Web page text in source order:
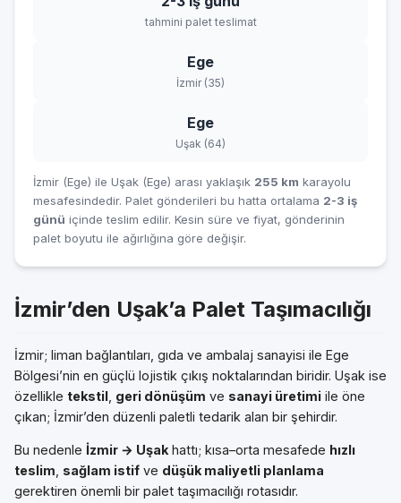
tahmini palet teslimat
Ege
İzmir (35)
Ege
Uşak (64)
İzmir (Ege) ile Uşak (Ege) arası yaklaşık 255 km karayolu
mesafesindedir. Palet gönderileri bu hatta ortalama 2-3 iş
günü içinde teslim edilir. Kesin süre ve fiyat, gönderinin
palet boyutu ile ağırlığına göre değişir.
İzmir’den Uşak’a Palet Taşımacılığı
İzmir; liman bağlantıları, gıda ve ambalaj sanayisi ile Ege
Bölgesi’nin en güçlü lojistik çıkış noktalarından biridir. Uşak ise
özellikle tekstil geri dönüşüm ve sanayi üretimi ile öne
çıkan; İzmir’den düzenli paletli tedarik alan bir şehirdir.
Bu nedenle İzmir → Uşak hattı; kısa–orta mesafede hızlı
teslim sağlam istif ve düşük maliyetli planlama
gerektiren önemli bir palet taşımacılığı rotasıdır.